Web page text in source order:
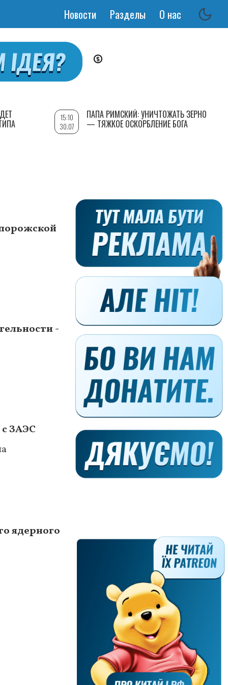
Основная
Новости Разделы О нас
-
ЗАЭС
ядерного
15:10
30.07
ПАПА РИМСКИЙ: УНИЧТОЖАТЬ ЗЕРНО
— ТЯЖКОЕ ОСКОРБЛЕНИЕ БОГА